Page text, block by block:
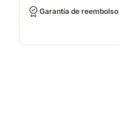
Garantía de reembolso